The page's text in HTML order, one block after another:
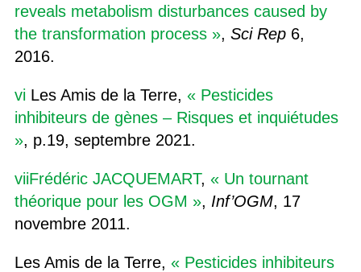
reveals metabolism disturbances caused by
the transformation process », Sci Rep6,
2016.
viLes Amis de la Terre, « Pesticides
inhibiteurs de gènes – Risques et inquiétudes
», p.19, septembre 2021.
viiFrédéric JACQUEMART, « Un tournant
théorique pour les OGM », Inf’OGM, 17
novembre 2011.
Les Amis de la Terre, « Pesticides inhibiteurs